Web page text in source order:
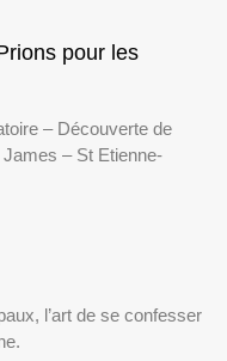
pour les
– Découverte de
James – St Etienne-
l’art de se confesser